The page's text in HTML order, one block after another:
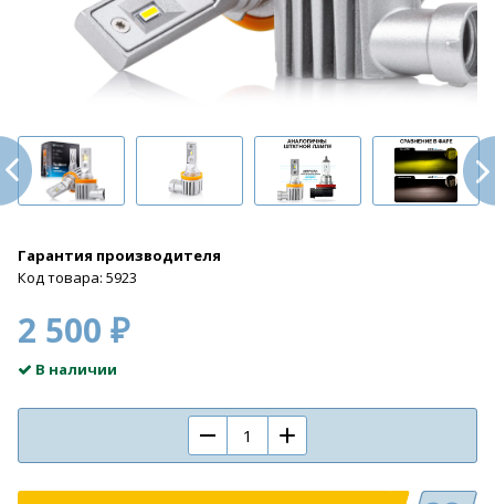
Гарантия производителя
Код товара: 5923
2 500 ₽
В наличии